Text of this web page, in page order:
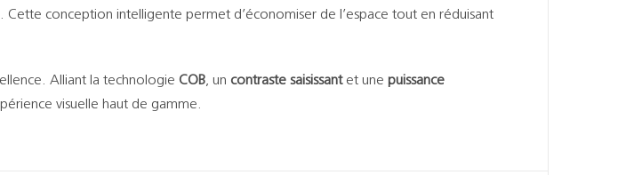
conception intelligente permet d’économiser de l’espace tout en réduisant
Alliant la technologie COB, un contraste saisissantet une puissance
visuelle haut de gamme.